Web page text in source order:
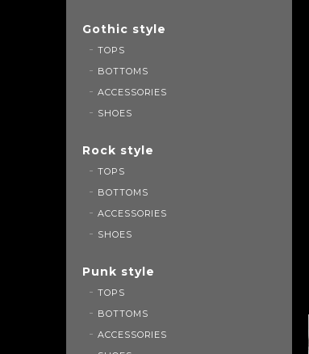
Gothic style
TOPS
BOTTOMS
ACCESSORIES
SHOES
Rock style
TOPS
BOTTOMS
ACCESSORIES
SHOES
Punk style
TOPS
BOTTOMS
ACCESSORIES